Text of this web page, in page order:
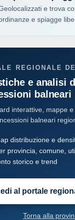
dello Ionio
Apostolo dello
e trova
e spiagge
REGIONALE
e analisi
balneari
interattive, mappe
balneari
distribuzione e
provincia, comune,
storico e trend
al portale
Torna alla